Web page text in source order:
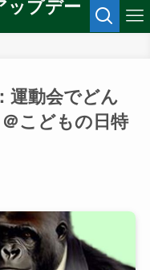
ップデー
運動会でどん
こどもの日特